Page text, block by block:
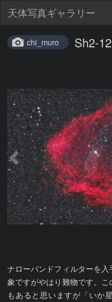
天体写真ギャラリー
chi_muro Sh2-
ナローバンドフィルターを
象ですがやはり難物です。
もあると思いますが「いか